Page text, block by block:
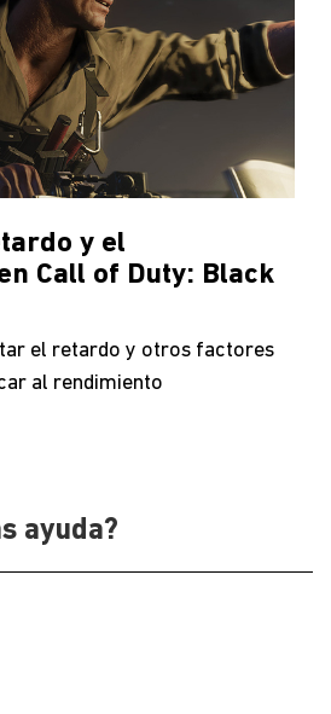
y el
Call of Duty: Black
el retardo y otros factores
al rendimiento
ayuda?